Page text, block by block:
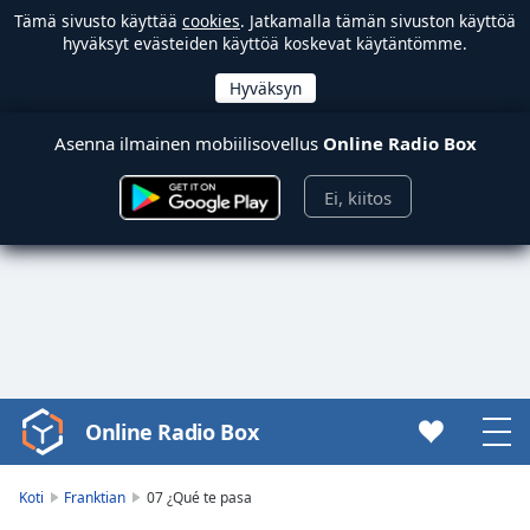
Tämä sivusto käyttää cookies. Jatkamalla tämän sivuston käyttöä
hyväksyt evästeiden käyttöä koskevat käytäntömme.
Asenna ilmainen mobiilisovellus Online Radio Box
Ei, kiitos
Video
Player
Online Radio Box
Koti Franktian 07 ¿Qué te pasa